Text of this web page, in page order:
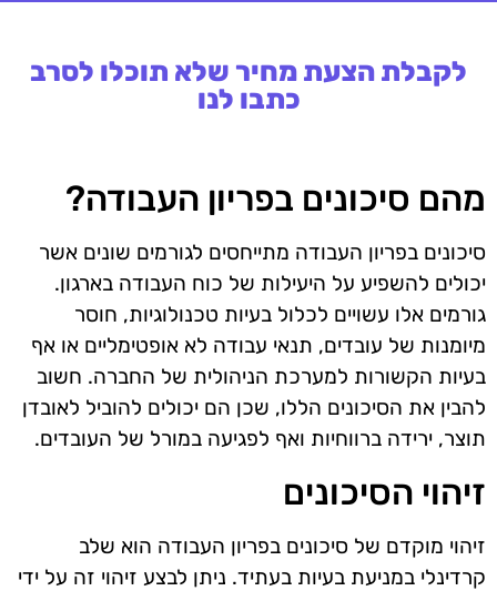
לקבלת הצעת מחיר שלא תוכלו לסרב
כתבו לנו
מהם סיכונים בפריון העבודה?
סיכונים בפריון העבודה מתייחסים לגורמים שונים אשר
יכולים להשפיע על היעילות של כוח העבודה בארגון.
גורמים אלו עשויים לכלול בעיות טכנולוגיות, חוסר
מיומנות של עובדים, תנאי עבודה לא אופטימליים או אף
בעיות הקשורות למערכת הניהולית של החברה. חשוב
להבין את הסיכונים הללו, שכן הם יכולים להוביל לאובדן
תוצר, ירידה ברווחיות ואף לפגיעה במורל של העובדים.
זיהוי הסיכונים
זיהוי מוקדם של סיכונים בפריון העבודה הוא שלב
קרדינלי במניעת בעיות בעתיד. ניתן לבצע זיהוי זה על ידי